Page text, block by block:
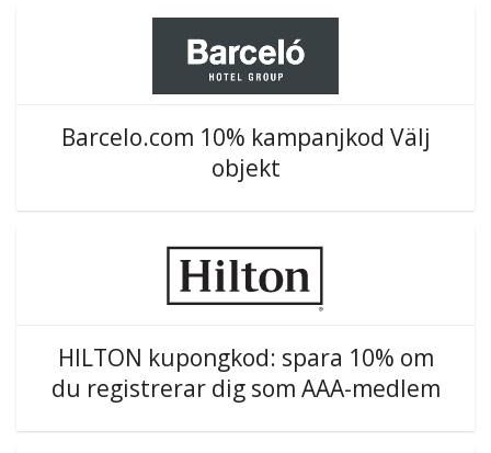
Barcelo.com 10% kampanjkod Välj
objekt
HILTON kupongkod: spara 10% om
du registrerar dig som AAA-medlem